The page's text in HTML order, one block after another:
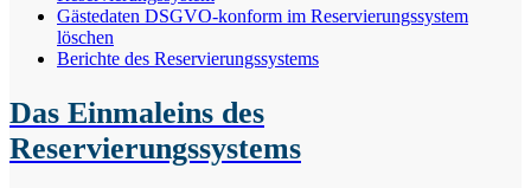
Gästedaten DSGVO-konform im Reservierungssystem
löschen
Berichte des Reservierungssystems
Das Einmaleins des
Reservierungssystems